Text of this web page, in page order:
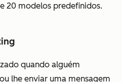
20 modelos predefinidos.
quando alguém
lhe enviar uma mensagem